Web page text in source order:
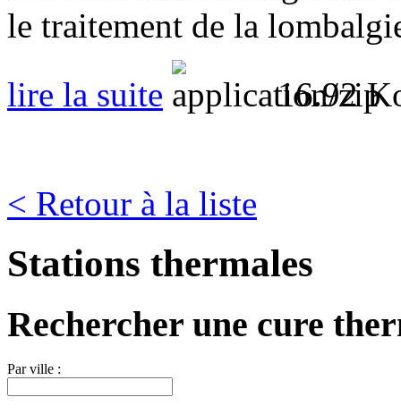
le traitement de la
lire la suite
16.92
< Retour à la liste
Stations thermales
Rechercher une cure
Par ville :